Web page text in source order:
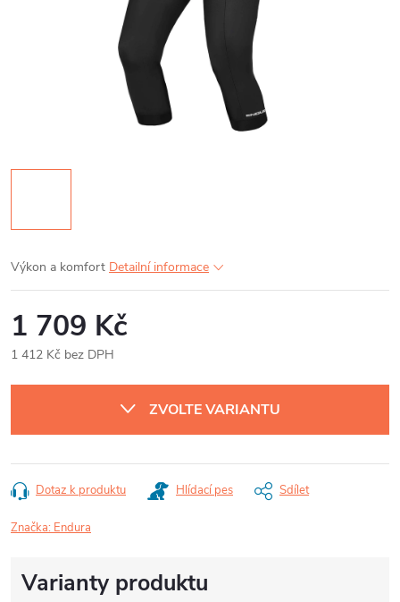
Výkon a komfort Detailní informace
1 709 Kč
1 412 Kč bez DPH
cena:
ZVOLTE VARIANTU
Dotaz k produktu Hlídací pes Sdílet
Značka: Endura